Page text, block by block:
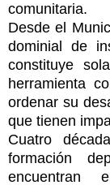
comunitaria.
Desde el
dominial de
constituye
herramienta
ordenar su
que tienen
Cuatro
formación